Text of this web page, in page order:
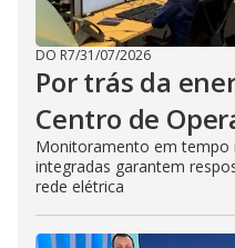
DO R7/31/07/2026
Por trás da
Centro de
Monitoramento em tempo
integradas garantem
rede elétrica